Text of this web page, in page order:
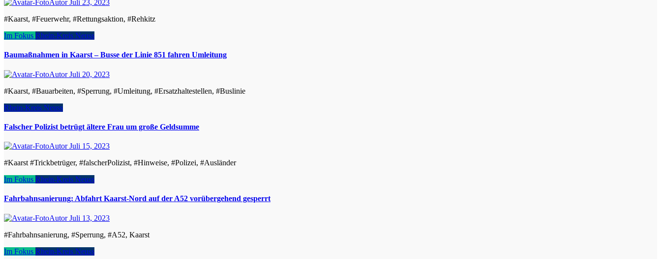
AutorJuli 23, 2023
#Kaarst, #Feuerwehr, #Rettungsaktion, #Rehkitz
Im Fokus Rhein-Kreis Neuss
Baumaßnahmen in Kaarst – Busse der Linie 851 fahren Umleitung
AutorJuli 20, 2023
#Kaarst, #Bauarbeiten, #Sperrung, #Umleitung, #Ersatzhaltestellen, #Buslinie
Rhein-Kreis Neuss
Falscher Polizist betrügt ältere Frau um große Geldsumme
AutorJuli 15, 2023
#Kaarst #Trickbetrüger, #falscherPolizist, #Hinweise, #Polizei, #Ausländer
Im Fokus Rhein-Kreis Neuss
Fahrbahnsanierung: Abfahrt Kaarst-Nord auf der A52 vorübergehend gesperrt
AutorJuli 13, 2023
#Fahrbahnsanierung, #Sperrung, #A52, Kaarst
Im Fokus Rhein-Kreis Neuss